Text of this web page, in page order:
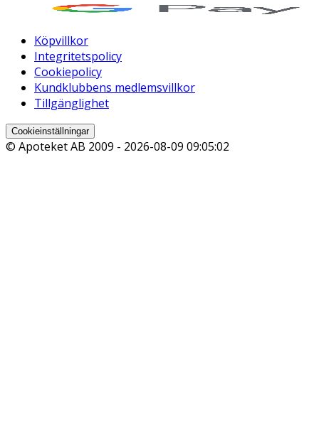
Köpvillkor
Integritetspolicy
Cookiepolicy
Kundklubbens medlemsvillkor
Tillgänglighet
Cookieinställningar
© Apoteket AB 2009 - 2026-08-09 09:05:02